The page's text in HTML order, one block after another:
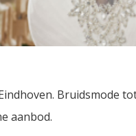
Bruidsmode
aanbod.